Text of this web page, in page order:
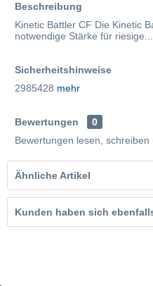
Beschreibung
Kinetic Battler CF Die Kinetic
notwendige Stärke für riesige...
Sicherheitshinweise
2985428 mehr
Bewertungen
0
Bewertungen lesen, schreiben
Ähnliche Artikel
Kunden haben sich